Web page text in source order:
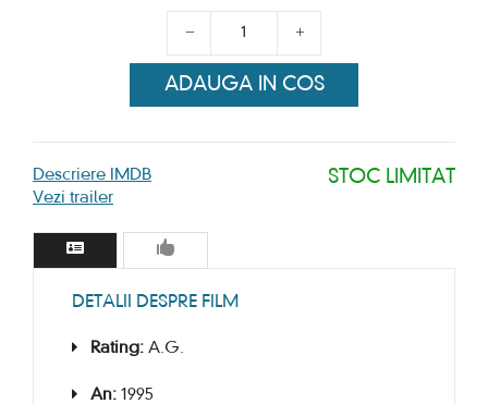
ADAUGA IN COS
Descriere IMDB
Vezi trailer
STOC LIMITAT
DETALII DESPRE FILM
Rating: A.G.
An: 1995